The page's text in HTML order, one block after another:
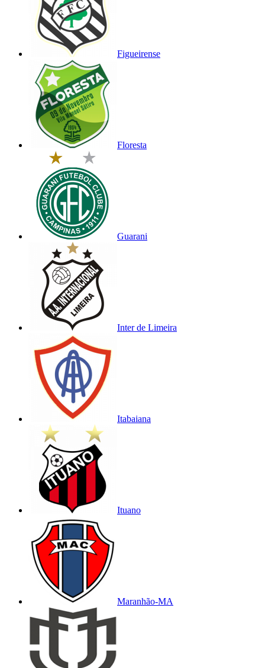
Figueirense
Floresta
Guarani
Inter de Limeira
Itabaiana
Ituano
Maranhão-MA